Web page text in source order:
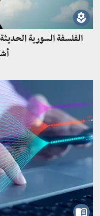
الفلسفة السورية